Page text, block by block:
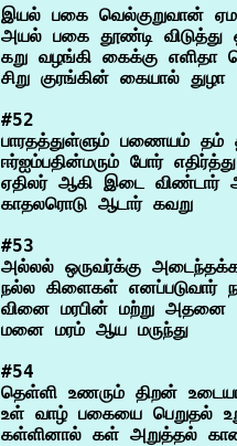
இயல் பகை வெல்குறுவான்
அயல் பகை தூண்டி விடுத்து
கறு வழங்கி கைக்கு எளிதா
#52
பாரதத்துள்ளும் பணையம் தம்
ஈர்ஐம்பதின்மரும் போர்
ஏதிலர் ஆகி இடை விண்டார்
#53
அல்லல் ஒருவர்க்கு
நல்ல கிளைகள் எனப்படுவார்
வினை மரபின் மற்று அதனை
#54
தெள்ளி உணரும் திறன்
உள் வாழ் பகையை பெறுதல்
கள்ளினால் கள் அறுத்தல்